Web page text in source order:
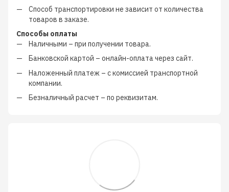
Способ транспортировки не зависит от количества
товаров в заказе.
Способы оплаты
Наличными – при получении товара.
Банковской картой – онлайн-оплата через сайт.
Наложенный платеж – скомиссией транспортной
компании.
Безналичный расчет – по реквизитам.